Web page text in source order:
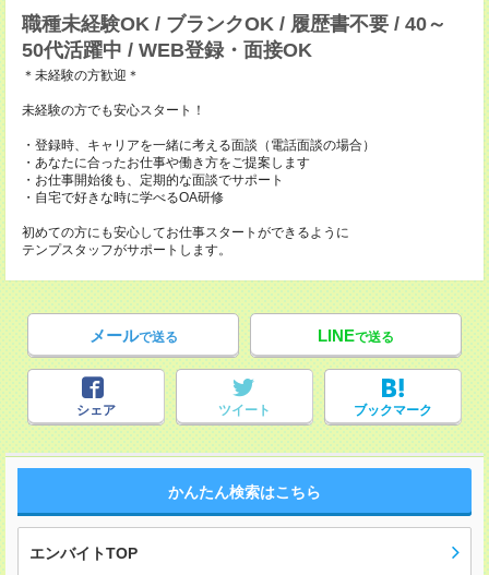
職種未経験OK / ブランクOK / 履歴書不要 / 40～
50代活躍中 / WEB登録・面接OK
＊未経験の方歓迎＊
未経験の方でも安心スタート！
・登録時、キャリアを一緒に考える面談（電話面談の場合）
・あなたに合ったお仕事や働き方をご提案します
・お仕事開始後も、定期的な面談でサポート
・自宅で好きな時に学べるOA研修
初めての方にも安心してお仕事スタートができるように
テンプスタッフがサポートします。
メールで送る LINEで送る
シェア ツイート ブックマーク
かんたん検索はこちら
エンバイトTOP